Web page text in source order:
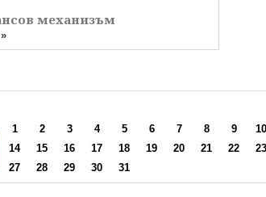
механизъм
1 2 3 4 5 6 7 8 9 10
14
15 16 17 18 19 20 21 22 23
27
28 29 30 31